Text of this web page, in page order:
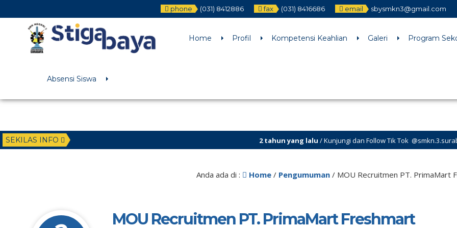
: Function WP_Dependencies->add_data() was called with an argument that is deprecatedsince version 6.9.0! IE
/home/u6225882/public_html/wp-includes/functions.php
phone (031) 8412886 fax (031) 8416686 email sbysmkn3@gmail.com
Home Profil Kompetensi Keahlian Galeri Program
Absensi Siswa
SEKILAS INFO / Kunjungi dan Follow Tik Tok @smkn.3.surabaya untuk info
Anda ada di : Home/ Pengumuman/ MOU Recruitmen PT. PrimaMart
MOU Recruitmen PT. PrimaMart Freshmart